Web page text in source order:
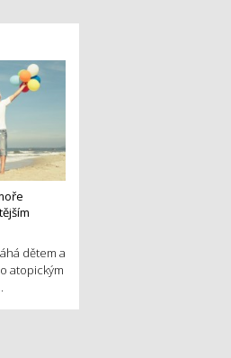
dětem a
atopickým